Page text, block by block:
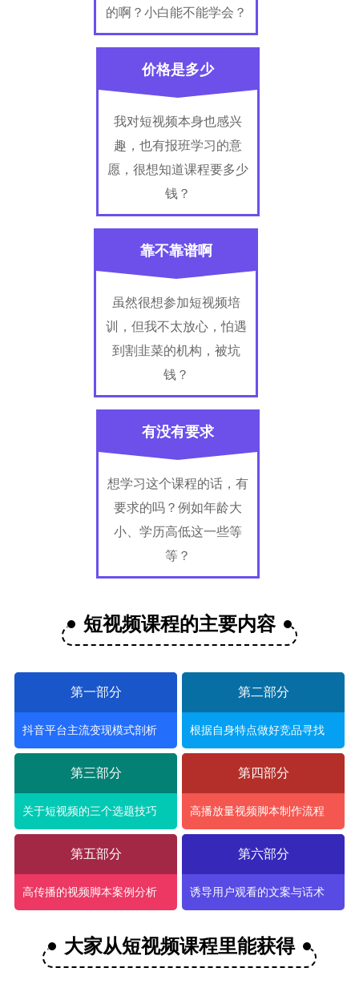
的啊？小白能不能学会？
价格是多少
我对短视频本身也感兴
趣，也有报班学习的意
愿，很想知道课程要多少
钱？
靠不靠谱啊
虽然很想参加短视频培
训，但我不太放心，怕遇
到割韭菜的机构，被坑
钱？
有没有要求
想学习这个课程的话，有
要求的吗？例如年龄大
小、学历高低这一些等
等？
短视频课程的主要内容
第一部分
抖音平台主流变现模式剖析
第二部分
根据自身特点做好竞品寻找
第三部分
关于短视频的三个选题技巧
第四部分
高播放量视频脚本制作流程
第五部分
高传播的视频脚本案例分析
第六部分
诱导用户观看的文案与话术
大家从短视频课程里能获得